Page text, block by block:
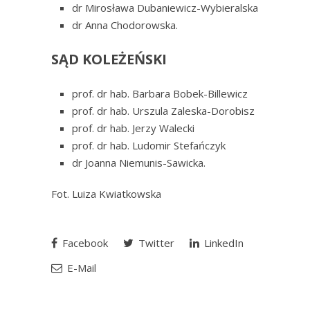
dr Mirosława Dubaniewicz-Wybieralska
dr Anna Chodorowska.
SĄD KOLEŻEŃSKI
prof. dr hab. Barbara Bobek-Billewicz
prof. dr hab. Urszula Zaleska-Dorobisz
prof. dr hab. Jerzy Walecki
prof. dr hab. Ludomir Stefańczyk
dr Joanna Niemunis-Sawicka.
Fot. Luiza Kwiatkowska
Facebook Twitter
LinkedIn
E-Mail